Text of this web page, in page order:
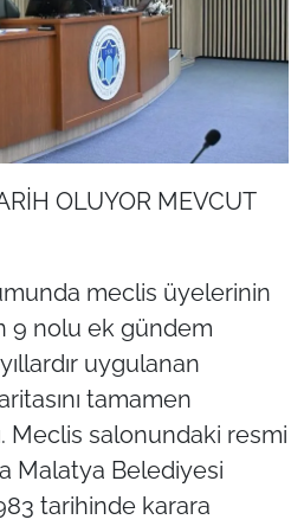
OLUYOR MEVCUT
meclis üyelerinin
9 nolu ek gündem
uygulanan
tamamen
Meclis salonundaki resmi
Malatya Belediyesi
tarihinde karara